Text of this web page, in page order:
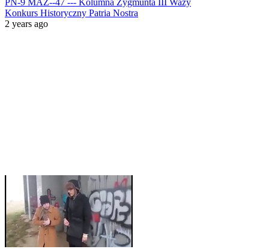
PN-9 MAZ--47 --- Kolumna Zygmunta III Wazy
Konkurs Historyczny Patria Nostra
2 years ago